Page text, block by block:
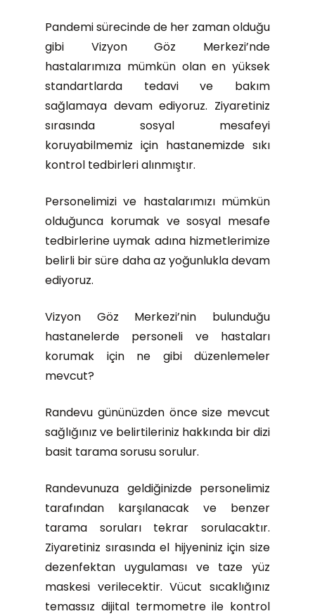
Pandemi sürecinde de her zaman olduğu
gibi Vizyon Göz Merkezi’nde
hastalarımıza mümkün olan en yüksek
standartlarda tedavi ve bakım
sağlamaya devam ediyoruz. Ziyaretiniz
sırasında sosyal mesafeyi
koruyabilmemiz için hastanemizde sıkı
kontrol tedbirleri alınmıştır.
Personelimizi ve hastalarımızı mümkün
olduğunca korumak ve sosyal mesafe
tedbirlerine uymak adına hizmetlerimize
belirli bir süre daha az yoğunlukla devam
ediyoruz.
Vizyon Göz Merkezi’nin bulunduğu
hastanelerde personeli ve hastaları
korumak için ne gibi düzenlemeler
mevcut?
Randevu gününüzden önce size mevcut
sağlığınız ve belirtileriniz hakkında bir dizi
basit tarama sorusu sorulur.
Randevunuza geldiğinizde personelimiz
tarafından karşılanacak ve benzer
tarama soruları tekrar sorulacaktır.
Ziyaretiniz sırasında el hijyeniniz için size
dezenfektan uygulaması ve taze yüz
maskesi verilecektir. Vücut sıcaklığınız
temassız dijital termometre ile kontrol